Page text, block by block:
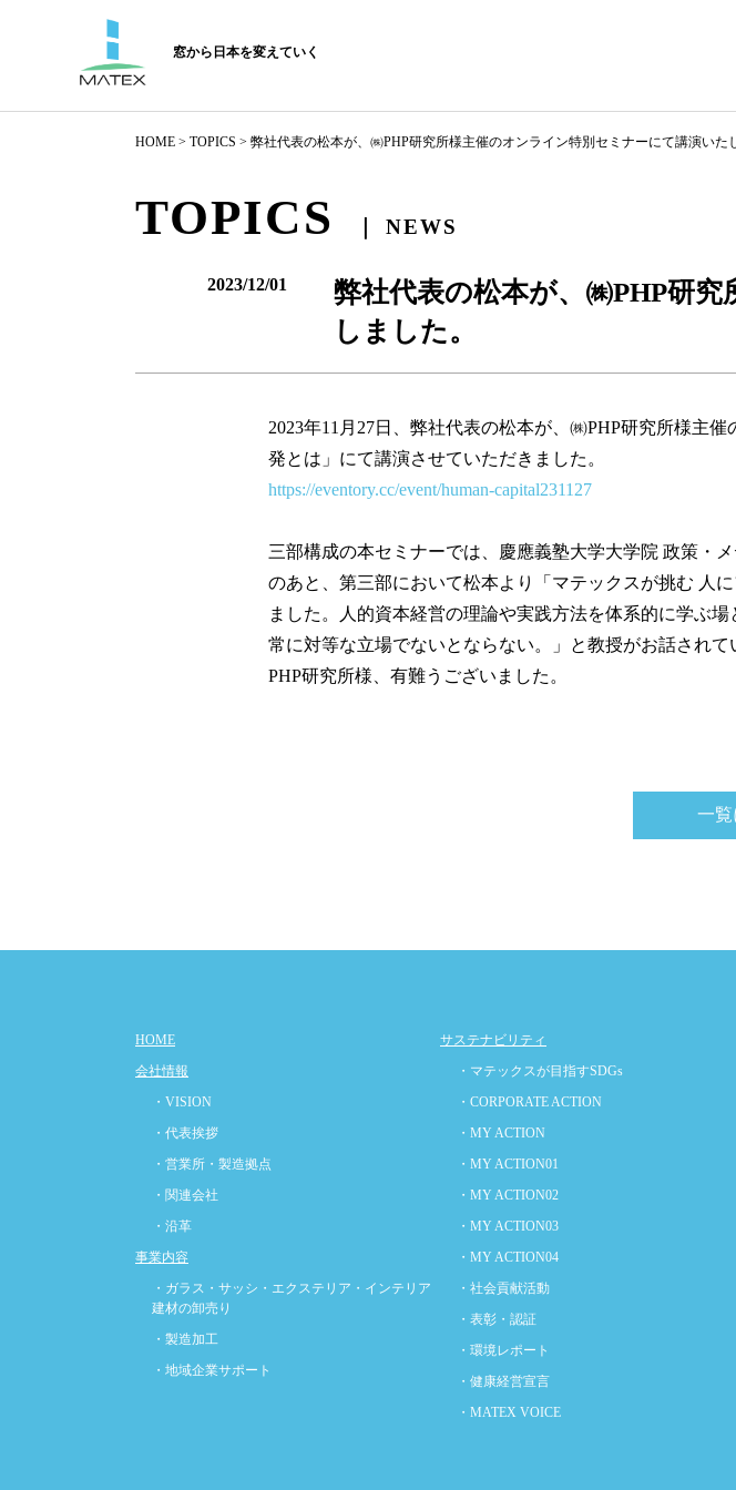
窓から日本を変えていく
HOME > TOPICS > 弊社代表の松本が、㈱PHP研究所様主催のオンライン特別セミナーにて講演いた
TOPICS ｜ NEWS
2023/12/01
弊社代表の松本が、㈱PHP研
しました。
2023年11月27日、弊社代表の松本が、㈱PHP研究所様主
発とは」にて講演させていただきました。
https://eventory.cc/event/human-capital231127
三部構成の本セミナーでは、慶應義塾大学大学院 政策
のあと、第三部において松本より「マテックスが挑む 人
ました。人的資本経営の理論や実践方法を体系的に学ぶ
常に対等な立場でないとならない。」と教授がお話され
PHP研究所様、有難うございました。
一覧
HOME
会社情報
・VISION
・代表挨拶
・営業所・製造拠点
・関連会社
・沿革
事業内容
・ガラス・サッシ・エクステリア・インテリア
建材の卸売り
・製造加工
・地域企業サポート
サステナビリティ
・マテックスが目指すSDGs
・CORPORATE ACTION
・MY ACTION
・MY ACTION01
・MY ACTION02
・MY ACTION03
・MY ACTION04
・社会貢献活動
・表彰・認証
・環境レポート
・健康経営宣言
・MATEX VOICE